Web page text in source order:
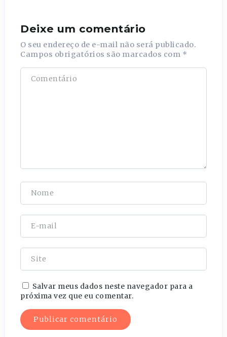
Deixe um comentário
O seu endereço de e-mail não será publicado.
Campos obrigatórios são marcados com *
Salvar meus dados neste navegador para a
próxima vez que eu comentar.